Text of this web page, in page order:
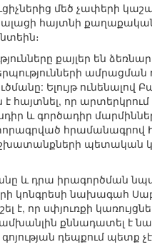
մեծ չափերի
հայտնի
քայլեր են
ամրացման
Ելույթ ունենալով
է հայտնել, որ
և գործադիր
հրամանագրով
պետական
և դրա իրագործման
կոնգրեսի նախագահ
է, որ սփյուռքի
քննադատել է
դեպքում